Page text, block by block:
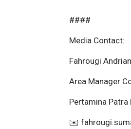
####
Media Contact:
Fahrougi
Area Manager
Pertamina
✉️